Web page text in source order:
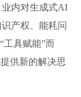
内对生成式AI
产权、能耗问
工具赋能”而
供新的解决思